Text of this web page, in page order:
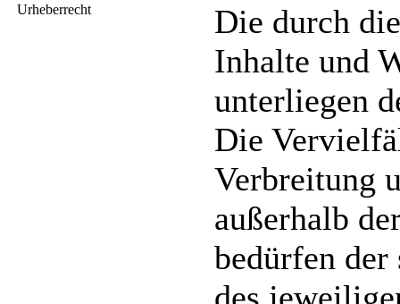
Urheberrecht
Die durch
Inhalte und
unterliegen
Die
Verbreitung
außerhalb
bedürfen